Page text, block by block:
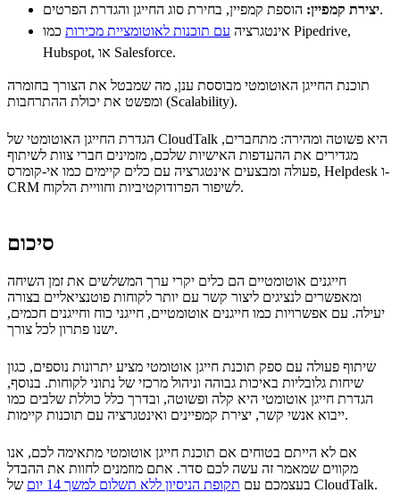
יצירת קמפיין:הוספת קמפיין, בחירת סוג החייגן והגדרת הפרטים.
אינטגרציה עם תוכנות לאוטומציית מכירות כמו Pipedrive,
Hubspot, או Salesforce.
תוכנת החייגן האוטומטי מבוססת ענן, מה שמבטל את הצורך בחומרה
ומפשט את יכולת ההתרחבות (Scalability).
הגדרת החייגן האוטומטי של CloudTalk היא פשוטה ומהירה: מתחברים,
מגדירים את ההעדפות האישיות שלכם, מזמינים חברי צוות לשיתוף
פעולה ומבצעים אינטגרציה עם כלים קיימים כמו אי-קומרס, Helpdesk ו-
CRM לשיפור הפרודוקטיביות וחוויית הלקוח.
סיכום
חייגנים אוטומטיים הם כלים יקרי ערך המשלשים את זמן השיחה
ומאפשרים לנציגים ליצור קשר עם יותר לקוחות פוטנציאליים בצורה
יעילה. עם אפשרויות כמו חייגנים אוטומטיים, חייגני כוח וחייגנים חכמים,
ישנו פתרון לכל צורך.
שיתוף פעולה עם ספק תוכנת חייגן אוטומטי מציע יתרונות נוספים, כגון
שיחות גלובליות באיכות גבוהה וניהול מרכזי של נתוני לקוחות. בנוסף,
הגדרת חייגן אוטומטי היא קלה ופשוטה, ובדרך כלל כוללת שלבים כמו
ייבוא אנשי קשר, יצירת קמפיינים ואינטגרציה עם תוכנות קיימות.
אם לא הייתם בטוחים אם תוכנת חייגן אוטומטי מתאימה לכם, אנו
מקווים שמאמר זה עשה לכם סדר. אתם מוזמנים לחוות את ההבדל
בעצמכם עם תקופת הניסיון ללא תשלום למשך 14 יום של CloudTalk.